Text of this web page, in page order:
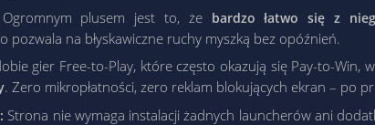
Ogromnym plusem jest to, że bardzo łatwo się z
pozwala na błyskawiczne ruchy myszką bez opóźnień.
gier Free-to-Play, które często okazują się Pay-to-Win,
. Zero mikropłatności, zero reklam blokujących ekran – po
Strona nie wymaga instalacji żadnych launcherów ani